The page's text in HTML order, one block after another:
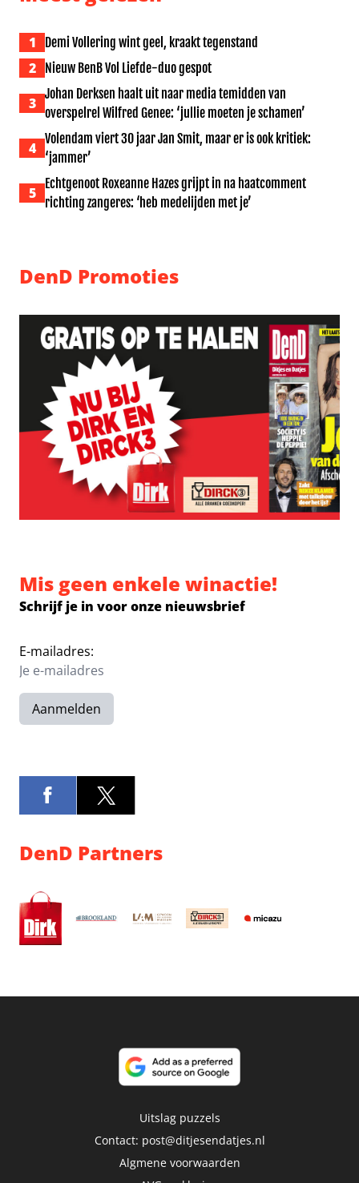
1 Demi Vollering wint geel, kraakt tegenstand
2 Nieuw BenB Vol Liefde-duo gespot
3
Johan Derksen haalt uit naar media temidden van
overspelrel Wilfred Genee: ‘jullie moeten je schamen’
4
Volendam viert 30 jaar Jan Smit, maar er is ook kritiek:
‘jammer’
5
Echtgenoot Roxeanne Hazes grijpt in na haatcomment
richting zangeres: ‘heb medelijden met je’
DenD Promoties
Mis geen enkele winactie!
Schrijf je in voor onze nieuwsbrief
E-mailadres:
Aanmelden
DenD Partners
Uitslag puzzels
Contact: post@ditjesendatjes.nl
Algmene voorwaarden